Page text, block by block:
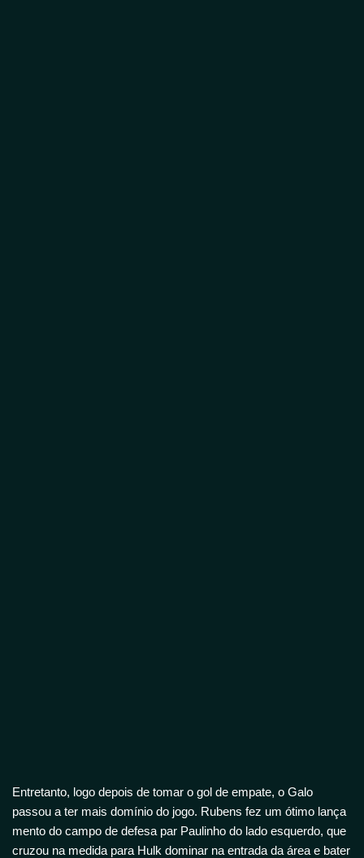
Entretanto, logo depois de tomar o gol de empate, o Galo
passou a ter mais domínio do jogo. Rubens fez um ótimo lança
mento do campo de defesa par Paulinho do lado esquerdo, que
cruzou na medida para Hulk dominar na entrada da área e bater